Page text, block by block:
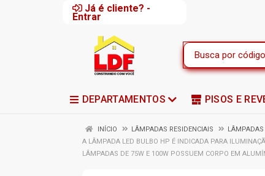
Já é cliente? -
Entrar
DEPARTAMENTOS PISOS E
INÍCIO LÂMPADAS RESIDENCIAIS
A LÂMPADA LED BULBO HP É INDICADA PARA
LÂMPADAS DE 75W E 100W POSSUEM CORPO EM